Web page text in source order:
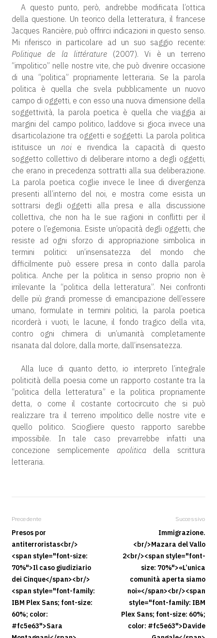
A questo punto, però, andrebbe modificata l’ottica
della questione. Un teorico della letteratura, il francese
Jacques Rancière, può offrirci indicazioni in questo senso.
Mi riferisco in particolare ad un suo saggio recente:
Politique de la littérature(2007). Vi è un terreno
“impolitico” nelle nostre vite, che può divenire occasione
di una “politica” propriamente letteraria. Se la parola
politica è quella che svela pubblicamente un nuovo
campo di oggetti, e con esso una nuova dimensione della
soggettività, la parola poetica è quella che viaggia ai
margini del campo politico, laddove si gioca invece una
disarticolazione tra oggetti e soggetti. La parola politica
istituisce un noie rivendica la capacità di questo
soggetto collettivo di deliberare intorno a degli oggetti,
che erano in precedenza sottratti alla sua deliberazione.
La parola poetica coglie invece le linee di divergenza
presenti all’interno del noi, e mostra come esista un
sottrarsi degli oggetti alla presa e alla discussione
collettiva, che non ha le sue ragioni in conflitti per il
potere o l’egemonia. Esiste un’opacità degli oggetti, che
resiste ad ogni sforzo di appropriazione simbolica in
termini politici: un’insensatezza del mondo che
difficilmente può essere presa in conto dalla parola
politica. Anche per la politica in senso proprio non è
irrilevante la “politica della letteratura”. Nei confronti
delle più grandi promesse di emancipazione dell’essere
umano, formulate in termini politici, la parola poetica
ricorderà i vuoti, le lacune, il fondo tragico della vita,
contro ogni chimera di un’umanità completamente
risanata dal dolore, dalla morte, dall’insensatezza.
Alla luce di quanto detto, io interpreto l’integrale
politicità della poesia come un rapporto costante tra la
“politica della letteratura” e la politica propriamente
detta, o come il costante cortocircuito che si può
realizzare tra il terreno impolitico delle nostre vite e
quello politico. Sciogliere questo rapporto sarebbe
impossibile. In tale caso prevarrebbe infatti una
concezione semplicemente apoliticadella scrittura
letteraria.
Precedente
Presos por
antiterroristas<br/>
<span style="font-size:
70%">Il caso giudiziario
dei Cinque</span><br/>
<span style="font-family:
IBM Plex Sans; font-size:
60%; color:
#fc5e63">Sara
Successivo
Immigrazione.
<br/>Mazara del Vallo
2<br/><span style="font-
size: 70%">«L’unica
comunità aperta siamo
noi»</span><br/><span
style="font-family: IBM
Plex Sans; font-size: 60%;
color: #fc5e63">Davide